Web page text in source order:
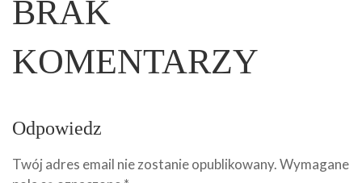
BRAK
KOMENTARZY
Odpowiedz
Twój adres email nie zostanie opublikowany.Wymagane